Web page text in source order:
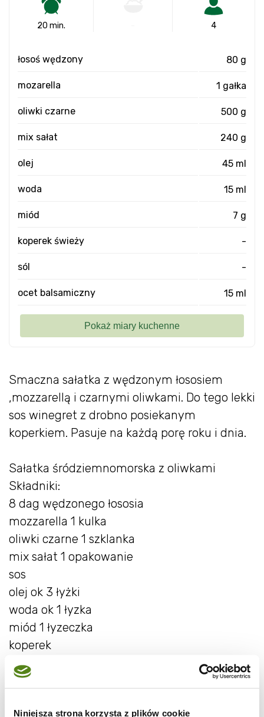
Niniejsza strona korzysta z plików cookie
Smaczna sałatka z wędzonym łososiem
,mozzarellą i czarnymi oliwkami. Do tego lekki
sos winegret z drobno posiekanym
koperkiem. Pasuje na każdą porę roku i dnia.
Sałatka śródziemnomorska z oliwkami
Składniki:
8 dag wędzonego łososia
mozzarella 1 kulka
oliwki czarne 1 szklanka
mix sałat 1 opakowanie
sos
olej ok 3 łyżki
woda ok 1 łyzka
miód 1 łyzeczka
koperek
sól
ocet balsamiczny 1 łyżka
20 min. 4
łosoś wędzony 80 g
mozarella 1 gałka
oliwki czarne 500 g
mix sałat 240 g
olej 45 ml
woda 15 ml
miód 7 g
koperek świeży -
sól -
ocet balsamiczny 15 ml